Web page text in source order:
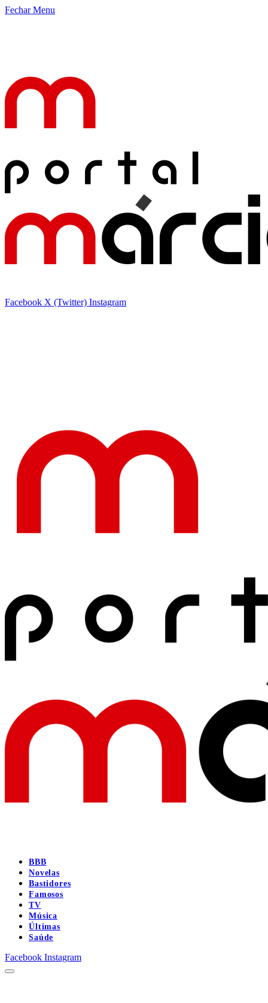
Fechar Menu
Facebook X (Twitter) Instagram
BBB
Novelas
Bastidores
Famosos
TV
Música
Últimas
Saúde
Facebook Instagram